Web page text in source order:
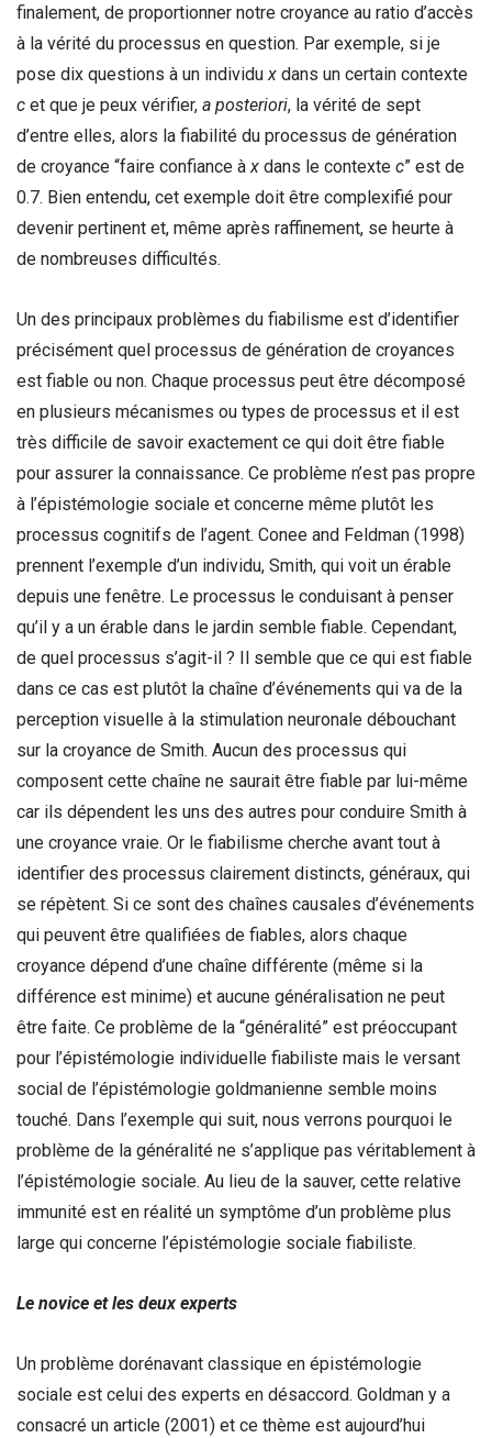
finalement, de proportionner notre croyance au ratio d’accès
à la vérité du processus en question. Par exemple, si je
pose dix questions à un individu x dans un certain contexte
c et que je peux vérifier, a posteriori, la vérité de sept
d’entre elles, alors la fiabilité du processus de génération
de croyance “faire confiance à x dans le contexte c” est de
0.7. Bien entendu, cet exemple doit être complexifié pour
devenir pertinent et, même après raffinement, se heurte à
de nombreuses difficultés.
Un des principaux problèmes du fiabilisme est d’identifier
précisément quel processus de génération de croyances
est fiable ou non. Chaque processus peut être décomposé
en plusieurs mécanismes ou types de processus et il est
très difficile de savoir exactement ce qui doit être fiable
pour assurer la connaissance. Ce problème n’est pas propre
à l’épistémologie sociale et concerne même plutôt les
processus cognitifs de l’agent. Conee and Feldman (1998)
prennent l’exemple d’un individu, Smith, qui voit un érable
depuis une fenêtre. Le processus le conduisant à penser
qu’il y a un érable dans le jardin semble fiable. Cependant,
de quel processus s’agit-il ? Il semble que ce qui est fiable
dans ce cas est plutôt la chaîne d’événements qui va de la
perception visuelle à la stimulation neuronale débouchant
sur la croyance de Smith. Aucun des processus qui
composent cette chaîne ne saurait être fiable par lui-même
car ils dépendent les uns des autres pour conduire Smith à
une croyance vraie. Or le fiabilisme cherche avant tout à
identifier des processus clairement distincts, généraux, qui
se répètent. Si ce sont des chaînes causales d’événements
qui peuvent être qualifiées de fiables, alors chaque
croyance dépend d’une chaîne différente (même si la
différence est minime) et aucune généralisation ne peut
être faite. Ce problème de la “généralité” est préoccupant
pour l’épistémologie individuelle fiabiliste mais le versant
social de l’épistémologie goldmanienne semble moins
touché. Dans l’exemple qui suit, nous verrons pourquoi le
problème de la généralité ne s’applique pas véritablement à
l’épistémologie sociale. Au lieu de la sauver, cette relative
immunité est en réalité un symptôme d’un problème plus
large qui concerne l’épistémologie sociale fiabiliste.
Le novice et les deux experts
Un problème dorénavant classique en épistémologie
sociale est celui des experts en désaccord. Goldman y a
consacré un article (2001) et ce thème est aujourd’hui